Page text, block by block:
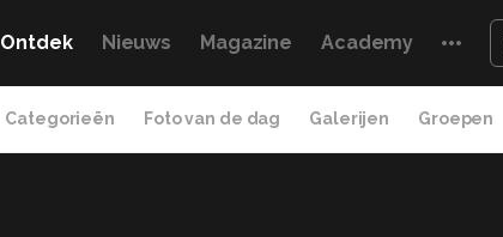
Ontdek Nieuws Magazine Academy
Categorieën Foto van de dag Galerijen Groepen